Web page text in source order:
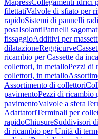
MapressCollegamenti idrici
filettatiValvole di sfiato per
rapidoSistemi di pannelli
posaIsolantiPannelli
fissaggioAdditivi per
dilatazioneReggicurve
ricambio per Cassette da
collettori, in metalloPezzi di
collettori, in metallo
Assortimento di collettori
pavimentoPezzi di ricambio
pavimentoValvole a sfera
AdattatoriTerminali per
rapidoChiusureSuddivisori
di ricambio per Unità di